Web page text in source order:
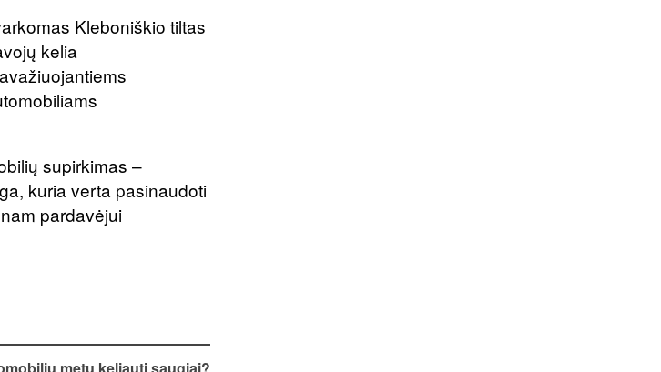
Kleboniškio tiltas
kelia
supirkimas –
kuria verta pasinaudoti
pardavėjui